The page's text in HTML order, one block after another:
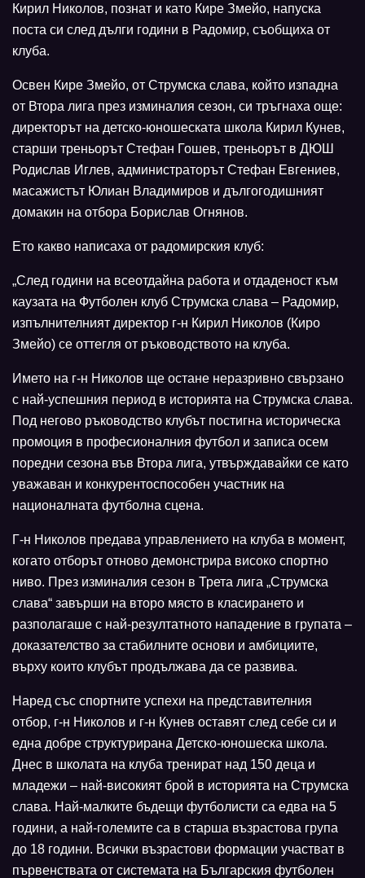
Кирил Николов, познат и като Кире Змейо, напуска
поста си след дълги години в Радомир, съобщиха от
клуба.
Освен Кире Змейо, от Струмска слава, който изпадна
от Втора лига през изминалия сезон, си тръгнаха още:
директорът на детско-юношеската школа Кирил Кунев,
старши треньорът Стефан Гошев, треньорът в ДЮШ
Родислав Иглев, администраторът Стефан Евгениев,
масажистът Юлиан Владимиров и дългогодишният
домакин на отбора Борислав Огнянов.
Ето какво написаха от радомирския клуб:
„След години на всеотдайна работа и отдаденост към
каузата на Футболен клуб Струмска слава – Радомир,
изпълнителният директор г-н Кирил Николов (Киро
Змейо) се оттегля от ръководството на клуба.
Името на г-н Николов ще остане неразривно свързано
с най-успешния период в историята на Струмска слава.
Под негово ръководство клубът постигна историческа
промоция в професионалния футбол и записа осем
поредни сезона във Втора лига, утвърждавайки се като
уважаван и конкурентоспособен участник на
националната футболна сцена.
Г-н Николов предава управлението на клуба в момент,
когато отборът отново демонстрира високо спортно
ниво. През изминалия сезон в Трета лига „Струмска
слава“ завърши на второ място в класирането и
разполагаше с най-резултатното нападение в групата –
доказателство за стабилните основи и амбициите,
върху които клубът продължава да се развива.
Наред със спортните успехи на представителния
отбор, г-н Николов и г-н Кунев оставят след себе си и
една добре структурирана Детско-юношеска школа.
Днес в школата на клуба тренират над 150 деца и
младежи – най-високият брой в историята на Струмска
слава. Най-малките бъдещи футболисти са едва на 5
години, а най-големите са в старша възрастова група
до 18 години. Всички възрастови формации участват в
първенствата от системата на Българския футболен